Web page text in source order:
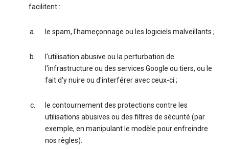
facilitent :
le spam, l'hameçonnage ou les logiciels malveillants ;
l'utilisation abusive ou la perturbation de
l'infrastructure ou des services Google ou tiers, ou le
fait d'y nuire ou d'interférer avec ceux-ci ;
le contournement des protections contre les
utilisations abusives ou des filtres de sécurité (par
exemple, en manipulant le modèle pour enfreindre
nos règles).